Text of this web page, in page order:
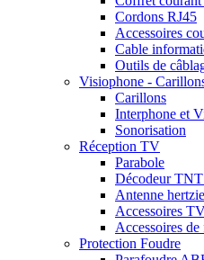
Cordons RJ45
Accessoires
Cable
Outils de
Visiophone -
Carillons
Interphone et
Sonorisation
Réception TV
Parabole
Décodeur
Antenne
Accessoires
Accessoires
Protection Foudre